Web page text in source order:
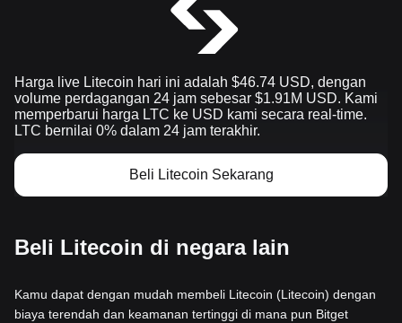
Harga live Litecoin hari ini adalah $46.74 USD, dengan
volume perdagangan 24 jam sebesar $1.91M USD. Kami
memperbarui harga LTC ke USD kami secara real-time.
LTC bernilai 0% dalam 24 jam terakhir.
Beli Litecoin Sekarang
Beli Litecoin di negara lain
Kamu dapat dengan mudah membeli Litecoin (Litecoin) dengan
biaya terendah dan keamanan tertinggi di mana pun Bitget